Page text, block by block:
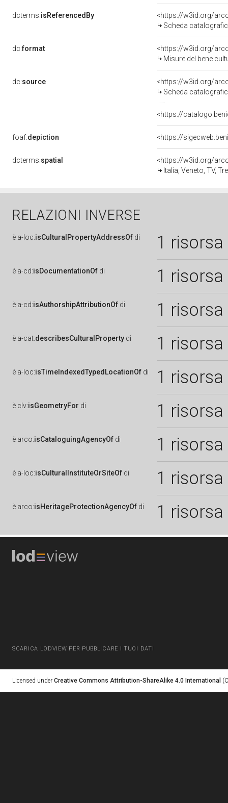
dcterms:isReferencedBy
<https://w3id.org/
Scheda
dc:format
<https://w3id.org/
Misure del bene
dc:source
<https://w3id.org/
Scheda
<https://
foaf:depiction
dcterms:spatial
<https://w3id.org/
Italia, Veneto, TV,
RELAZIONI INVERSE
è a-loc:isCulturalPropertyAddressOf di 1 risorsa
è a-cd:isDocumentationOf di 1 risorsa
è a-cd:isAuthorshipAttributionOf di 1 risorsa
è a-cat:describesCulturalProperty di 1 risorsa
è a-loc:isTimeIndexedTypedLocationOf di 1 risorsa
è clv:isGeometryFor di 1 risorsa
è arco:isCataloguingAgencyOf di 1 risorsa
è a-loc:isCulturalInstituteOrSiteOf di 1 risorsa
è arco:isHeritageProtectionAgencyOf di 1 risorsa
SCARICA LODVIEW PER PUBBLICARE I TUOI DATI
Licensed under Creative Commons Attribution-ShareAlike 4.0 International